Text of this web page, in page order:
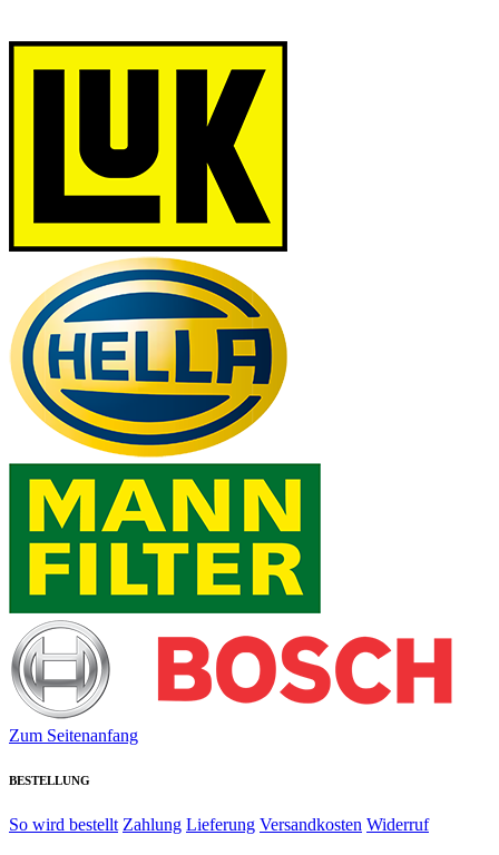
Zum Seitenanfang
BESTELLUNG
So wird bestellt Zahlung Lieferung Versandkosten Widerruf